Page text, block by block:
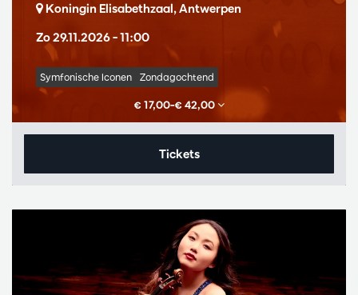
Zo 29.11.2026– 11:00
Koningin Elisabethzaal, Antwerpen
Symfonische Iconen Zondagochtend
€ 17,00–€ 42,00
Tickets